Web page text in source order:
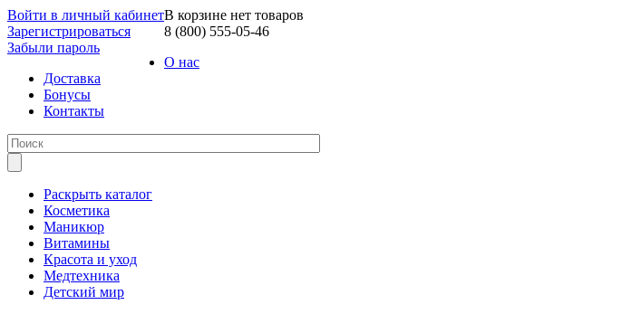
Войти в личный кабинет
Зарегистрироваться
Забыли пароль
В корзине нет товаров
8 (800) 555-05-46
О нас
Доставка
Бонусы
Контакты
Раскрыть каталог
Косметика
Маникюр
Витамины
Красота и уход
Медтехника
Детский мир